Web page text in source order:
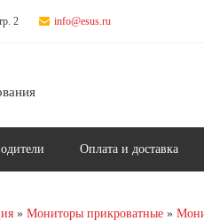
2 info@esus.ru
Оплата и доставка
Мониторы прикроватные